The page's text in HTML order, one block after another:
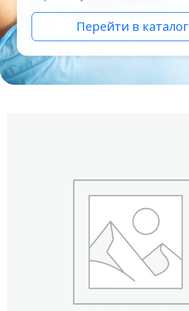
Перейти в каталог